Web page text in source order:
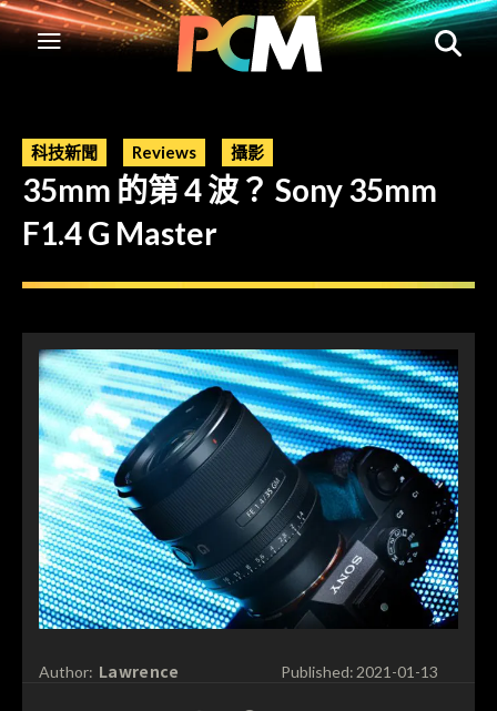
科技新聞 Reviews 攝影
35mm 的第 4 波？ Sony 35mm
F1.4 G Master
Author: Lawrence Published:2021-01-13